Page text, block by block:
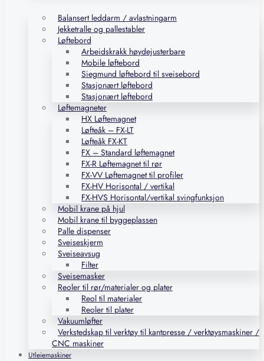
Balansert leddarm / avlastningarm
Jekketralle og pallestabler
Løftebord
Arbeidskrakk høydejusterbare
Mobile løftebord
Siegmund løftebord til sveisebord
Stasjonært løftebord
Stasjonært løftebord
Løftemagneter
HX Løftemagnet
Løfteåk – FX-LT
Løfteåk FX-KT
FX – Standard løftemagnet
FX-R Løftemagnet til rør
FX-VV Løftemagnet til profiler
FX-HV Horisontal / vertikal
FX-HVS Horisontal/vertikal svingfunksjon
Mobil krane på hjul
Mobil krane til byggeplassen
Palle dispenser
Sveiseskjerm
Sveiseavsug
Filter
Sveisemasker
Reoler til rør/materialer og plater
Reol til materialer
Reoler til plater
Vakuumløfter
Verkstedskap til verktøy til kantpresse / verktøysmaskiner /
CNC maskiner
Utleiemaskiner